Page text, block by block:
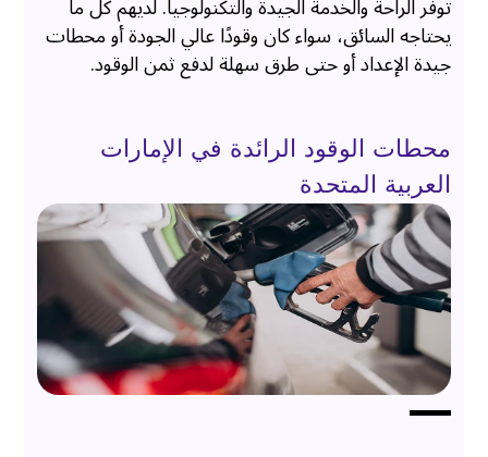
توفر الراحة والخدمة الجيدة والتكنولوجيا. لديهم كل ما
يحتاجه السائق، سواء كان وقودًا عالي الجودة أو محطات
جيدة الإعداد أو حتى طرق سهلة لدفع ثمن الوقود.
محطات الوقود الرائدة في الإمارات
العربية المتحدة